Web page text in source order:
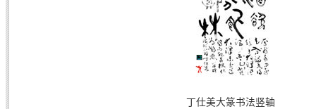
丁仕美大篆书法竖轴